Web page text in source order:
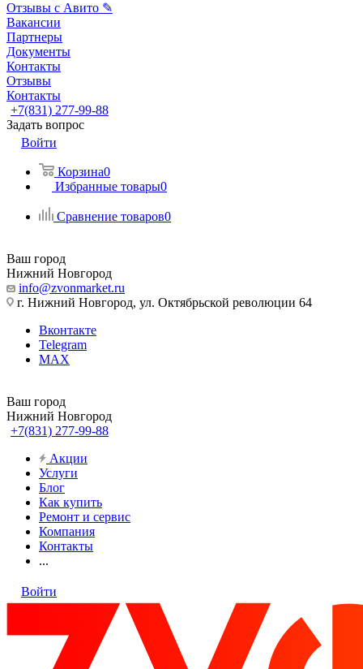
Отзывы с Авито ✎
Вакансии
Партнеры
Документы
Контакты
Отзывы
Контакты
+7(831) 277-99-88
Задать вопрос
Войти
Корзина0
Избранные товары0
Сравнение товаров0
Ваш город
Нижний Новгород
info@zvonmarket.ru
г. Нижний Новгород, ул. Октябрьской революции 64
Вконтакте
Telegram
MAX
Ваш город
Нижний Новгород
+7(831) 277-99-88
Акции
Услуги
Блог
Как купить
Ремонт и сервис
Компания
Контакты
...
Войти